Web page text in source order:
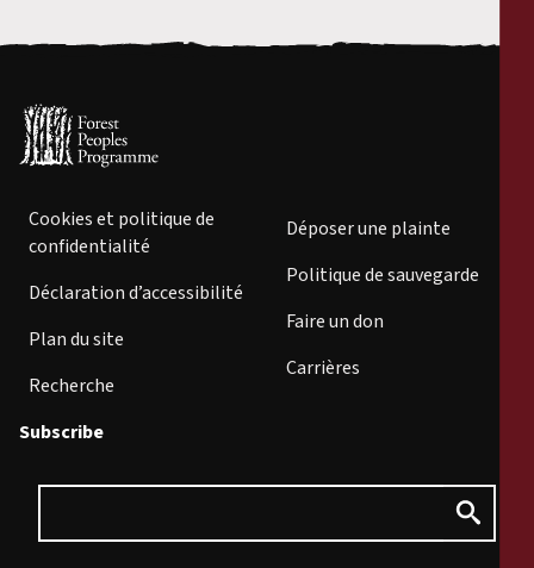
Cookies et politique de
confidentialité
Déclaration d’accessibilité
Plan du site
Recherche
Déposer une plainte
Politique de sauvegarde
Faire un don
Carrières
Subscribe